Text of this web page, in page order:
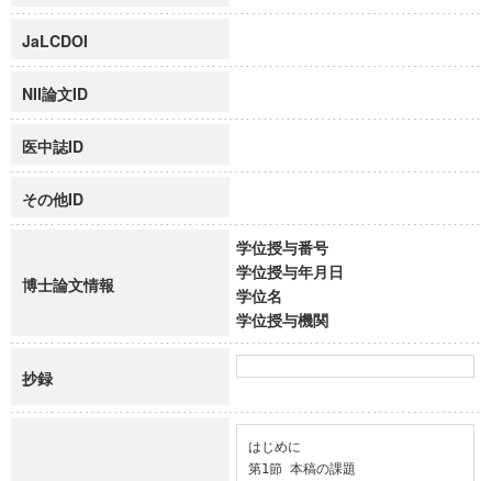
JaLCDOI
NII論文ID
医中誌ID
その他ID
博士論文情報
学位授与番号
学位授与年月日
学位名
学位授与機関
抄録
はじめに
第1節 本稿の課題